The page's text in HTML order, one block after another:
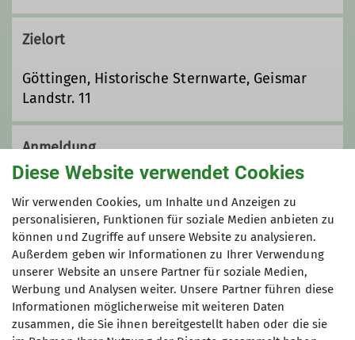
Zielort
Göttingen, Historische Sternwarte, Geismar
Landstr. 11
Anmeldung
Preis
kostenlos
Diese Website verwendet Cookies
Wir verwenden Cookies, um Inhalte und Anzeigen zu
personalisieren, Funktionen für soziale Medien anbieten zu
können und Zugriffe auf unsere Website zu analysieren.
Außerdem geben wir Informationen zu Ihrer Verwendung
unserer Website an unsere Partner für soziale Medien,
Werbung und Analysen weiter. Unsere Partner führen diese
Informationen möglicherweise mit weiteren Daten
zusammen, die Sie ihnen bereitgestellt haben oder die sie